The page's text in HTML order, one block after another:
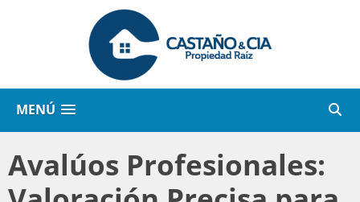
MENÚ
Avalúos Profesionales: